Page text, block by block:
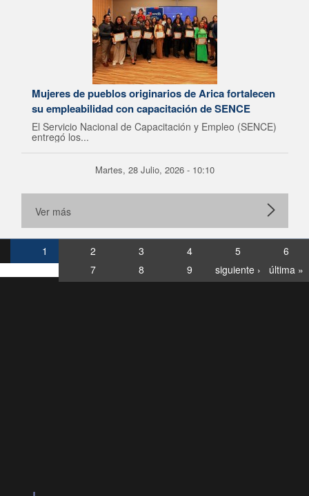
Mujeres de pueblos originarios de Arica fortalecen
su empleabilidad con capacitación de SENCE
El Servicio Nacional de Capacitación y Empleo (SENCE)
entregó los...
Martes, 28 Julio, 2026 - 10:10
Ver más
1 2 3 4 5
6
7
8 9 siguiente › última »